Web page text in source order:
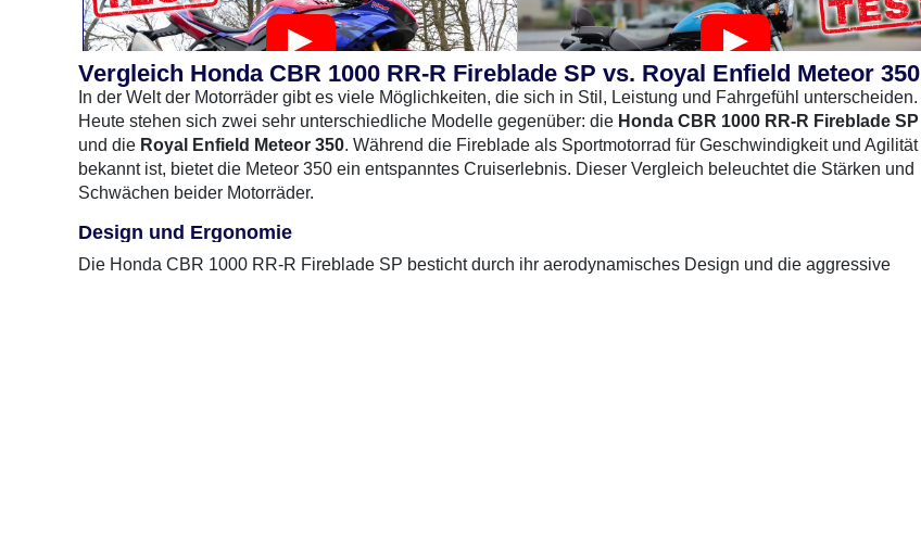
Vergleich Honda CBR 1000 RR-R Fireblade SP vs. Royal Enfield Meteor 350
In der Welt der Motorräder gibt es viele Möglichkeiten, die sich in Stil, Leistung und Fahrgefühl unterscheiden.
Heute stehen sich zwei sehr unterschiedliche Modelle gegenüber: die Honda CBR 1000 RR-R Fireblade SP
und die Royal Enfield Meteor 350. Während die Fireblade als Sportmotorrad für Geschwindigkeit und Agilität
bekannt ist, bietet die Meteor 350 ein entspanntes Cruiserlebnis. Dieser Vergleich beleuchtet die Stärken und
Schwächen beider Motorräder.
Design und Ergonomie
Die Honda CBR 1000 RR-R Fireblade SP besticht durch ihr aerodynamisches Design und die aggressive